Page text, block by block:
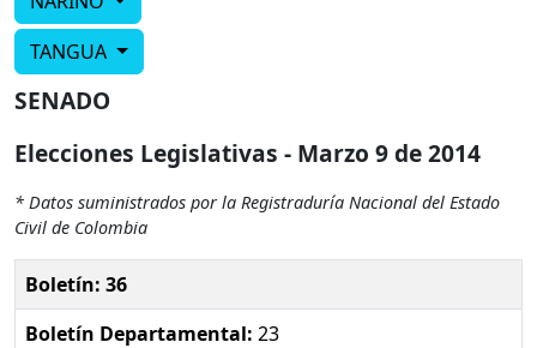
TANGUA
SENADO
Elecciones Legislativas - Marzo 9 de 2014
* Datos suministrados por la Registraduría Nacional del Estado
Civil de Colombia
Boletín: 36
Boletín Departamental: 23